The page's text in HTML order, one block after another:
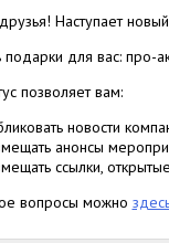
Наступает
подарки для вас: про-
позволяет вам:
новости
анонсы
ссылки,
вопросы можно